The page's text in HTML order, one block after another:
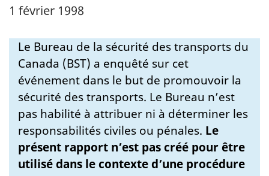
1 février 1998
Le Bureau de la sécurité des transports du
Canada (BST) a enquêté sur cet
événement dans le but de promouvoir la
sécurité des transports. Le Bureau n’est
pas habilité à attribuer ni à déterminer les
responsabilités civiles ou pénales. Le
présent rapport n’est pas créé pour être
utilisé dans le contexte d’une procédure